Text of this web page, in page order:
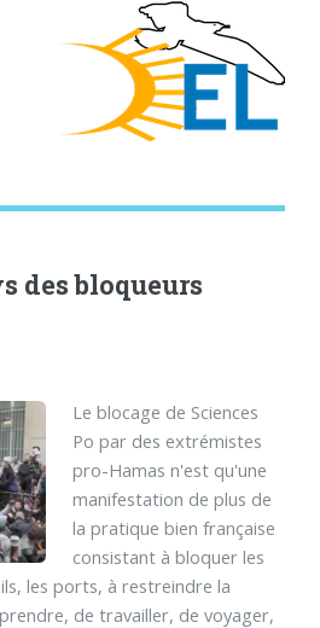
des bloqueurs
Le blocage de Sciences
Po par des extrémistes
pro-Hamas n'est qu'une
manifestation de plus de
la pratique bien française
consistant à bloquer les
les ports, à restreindre la
de travailler, de voyager,